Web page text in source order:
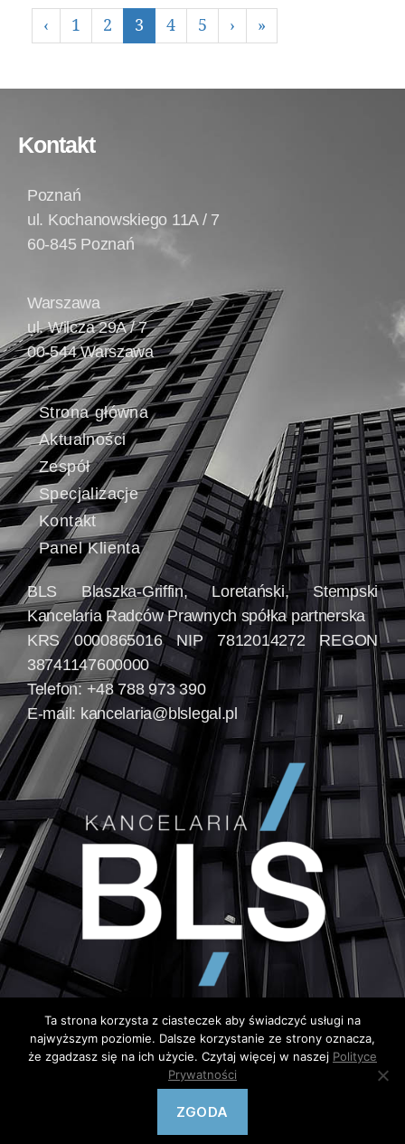
‹ 1 2 3 4 5 › »
Kontakt
Poznań
ul. Kochanowskiego 11A / 7
60-845 Poznań
Warszawa
ul. Wilcza 29A / 7
00-544 Warszawa
Strona główna
Aktualności
Zespół
Specjalizacje
Kontakt
Panel Klienta
BLS Blaszka-Griffin, Loretański, Stempski
Kancelaria Radców Prawnych spółka partnerska
KRS 0000865016 NIP 7812014272 REGON
38741147600000
Telefon: +48 788 973 390
E-mail: kancelaria@blslegal.pl
© Copyright 2020 – wykonanie
Ta strona korzysta z ciasteczek aby świadczyć usługi na
najwyższym poziomie. Dalsze korzystanie ze strony oznacza,
że zgadzasz się na ich użycie. Czytaj więcej w naszej Polityce
Prywatności
ZGODA